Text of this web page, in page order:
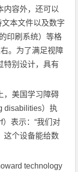
内容外，还可以
本文件以及数字
印刷系统）等格
。为了满足视障
特别设计，具有
，美国学习障碍
disabilities）执
表示：“我们对
这个设备能给数
technology